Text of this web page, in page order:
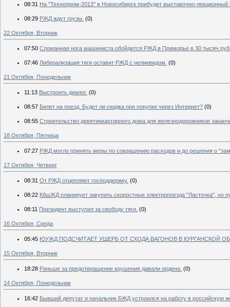
08:31 На "Технопром-2013" в Новосибирск прибудет выставочно-
08:29 РЖД ждут грузы. (0)
22 Октября, Вторник
07:50 Сломанная нога машиниста обойдется РЖД в Приморье в 30 тысяч
07:46 Либерализация тяги оставит РЖД с неликвидом. (0)
21 Октября, Понедельник
11:13 Выстроить диалог. (0)
08:57 Билет на поезд. Будет ли скидка при покупке через Интернет? (0)
08:55 Строительство девятиквартирного дома для железнодорожников
18 Октября, Пятница
07:27 РЖД могло принять меры по сокращению расходов и до решения о
17 Октября, Четверг
08:31 От РЖД отцепляют господдержку. (0)
08:22 КбшЖД планирует закупить скоростные электропоезда "Ласточка", но
08:11 Президент выступил за свободу тяги. (0)
16 Октября, Среда
05:45 ЮУЖД ПОДСЧИТАЕТ УЩЕРБ ОТ СХОДА ВАГОНОВ В КУРГАНСКОЙ
15 Октября, Вторник
18:28 Раньше за предотвращение крушения давали ордена. (0)
14 Октября, Понедельник
16:42 Бывший депутат и начальник БЖД устроился на работу в российскую